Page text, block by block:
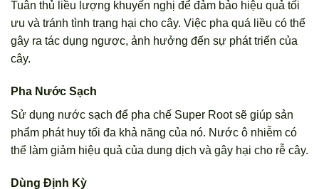
Tuân thủ liều lượng khuyến nghị để đảm bảo hiệu quả tối
ưu và tránh tình trạng hại cho cây. Việc pha quá liều có thể
gây ra tác dụng ngược, ảnh hưởng đến sự phát triển của
cây.
Pha Nước Sạch
Sử dụng nước sạch để pha chế Super Root sẽ giúp sản
phẩm phát huy tối đa khả năng của nó. Nước ô nhiễm có
thể làm giảm hiệu quả của dung dịch và gây hại cho rễ cây.
Dùng Định Kỳ